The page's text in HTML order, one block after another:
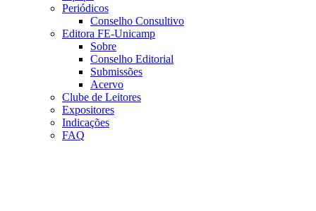
Periódicos
Conselho Consultivo
Editora FE-Unicamp
Sobre
Conselho Editorial
Submissões
Acervo
Clube de Leitores
Expositores
Indicações
FAQ